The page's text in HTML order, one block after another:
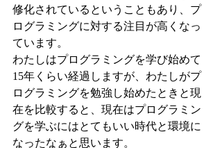
修化されているということもあり、プ
ログラミングに対する注目が高くなっ
ています。
わたしはプログラミングを学び始めて
15年くらい経過しますが、わたしがプ
ログラミングを勉強し始めたときと現
在を比較すると、現在はプログラミン
グを学ぶにはとてもいい時代と環境に
なったなぁと思います。